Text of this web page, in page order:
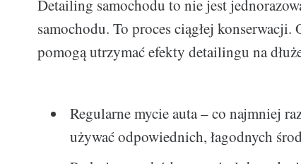
Detailing samochodu to nie jest
samochodu. To proces ciągłej
pomogą utrzymać efekty detailingu na
Regularne mycie auta – co najmniej
używać odpowiednich, łagodnych